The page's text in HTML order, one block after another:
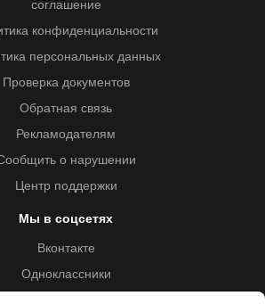
соглашение
конфиденциальности
персональных данных
Проверка документов
Обратная связь
Рекламодателям
о нарушении
Центр поддержки
Мы в соцсетях
Вконтакте
Одноклассники